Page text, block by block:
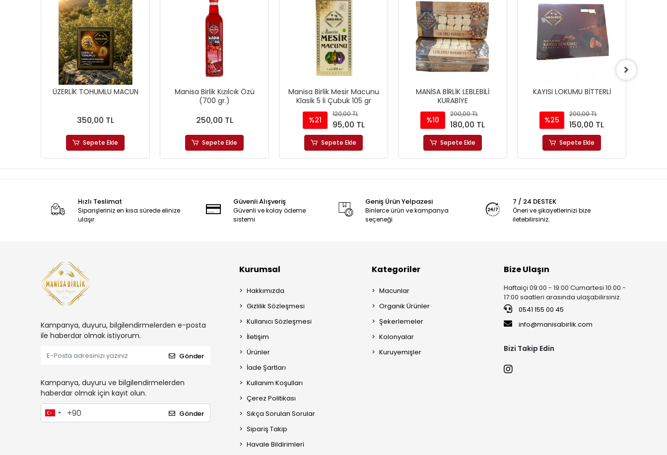
ÜZERLİK TOHUMLU MACUN
350,00 TL
Sepete Ekle
Manisa Birlik Kızılcık Özü
(700 gr.)
250,00 TL
Sepete Ekle
Manisa Birlik Mesir Macunu
Klasik 5 li Çubuk 105 gr
%21
120,00 TL
95,00 TL
Sepete Ekle
MANİSA BİRLİK LEBLEBİLİ
KURABİYE
%10
200,00 TL
180,00 TL
Sepete Ekle
KAYISI LOKUMU BİTTERLİ
%25
200,00 TL
150,00 TL
Sepete Ekle
Hızlı Teslimat
Siparişleriniz en kısa sürede elinize
ulaşır.
Güvenli Alışveriş
Güvenli ve kolay ödeme
sistemi
Geniş Ürün Yelpazesi
Binlerce ürün ve kampanya
seçeneği
7 / 24 DESTEK
Öneri ve şikayetlerinizi bize
iletebilirsiniz.
Kampanya, duyuru, bilgilendirmelerden e-posta
ile haberdar olmak istiyorum.
Gönder
Kampanya, duyuru ve bilgilendirmelerden
haberdar olmak için kayıt olun.
Gönder
Kurumsal
Hakkımızda
Gizlilik Sözleşmesi
Kullanıcı Sözleşmesi
İletişim
Ürünler
İade Şartları
Kullanım Koşulları
Çerez Politikası
Sıkça Sorulan Sorular
Sipariş Takip
Havale Bildirimleri
Kategoriler
Macunlar
Organik Ürünler
Şekerlemeler
Kolonyalar
Kuruyemişler
Bize Ulaşın
Haftaiçi 09:00 - 19:00 Cumartesi 10:00 -
17:00 saatleri arasında ulaşabilirsiniz.
0541 155 00 45
info@manisabirlik.com
Bizi Takip Edin